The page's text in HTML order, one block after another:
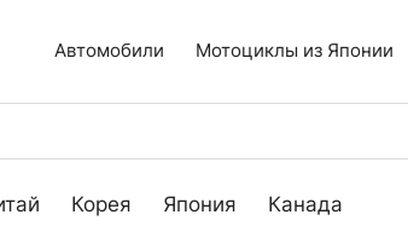
Автомобили Мотоциклы из Японии
Корея Япония Канада